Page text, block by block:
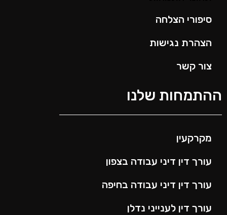
סיפורי הצלחה
הצהרת נגישות
צור קשר
ההתמחות שלנו
מקרקעין
עורך דין דיני עבודה בצפון
עורך דין דיני עבודה בחיפה
עורך דין לענייני נדלן